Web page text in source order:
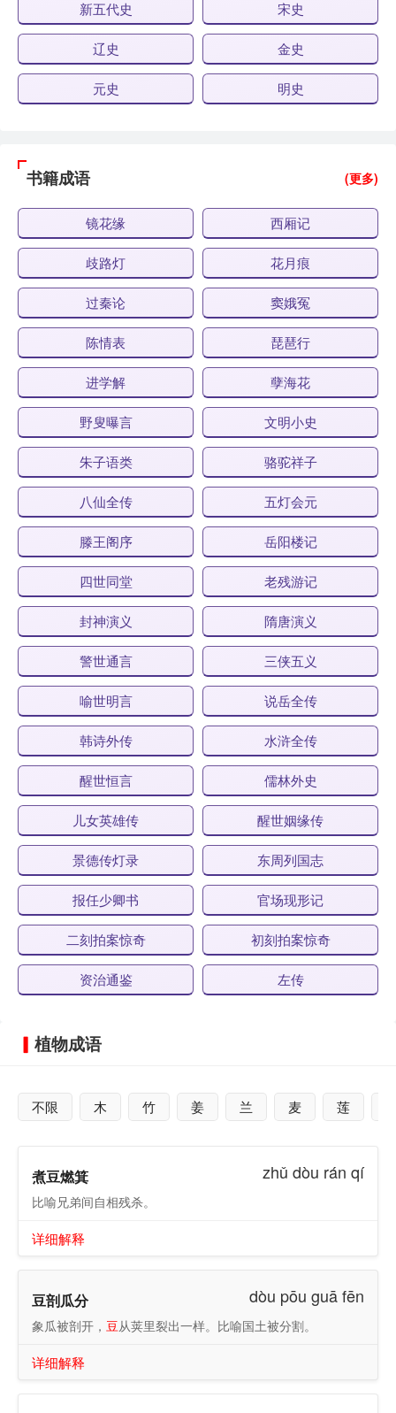
新五代史 宋史
辽史 金史
元史 明史
书籍成语 (更多)
镜花缘 西厢记
歧路灯 花月痕
过秦论 窦娥冤
陈情表 琵琶行
进学解 孽海花
野叟曝言 文明小史
朱子语类 骆驼祥子
八仙全传 五灯会元
滕王阁序 岳阳楼记
四世同堂 老残游记
封神演义 隋唐演义
警世通言 三侠五义
喻世明言 说岳全传
韩诗外传 水浒全传
醒世恒言 儒林外史
儿女英雄传 醒世姻缘传
景德传灯录 东周列国志
报任少卿书 官场现形记
二刻拍案惊奇 初刻拍案惊奇
资治通鉴 左传
植物成语
不限 木 竹 姜 兰 麦 莲
煮豆燃箕 zhǔ dòu rán qí
比喻兄弟间自相残杀。
详细解释
豆剖瓜分 dòu pōu guā fēn
象瓜被剖开， 豆从荚里裂出一样。比喻国土被分割。
详细解释